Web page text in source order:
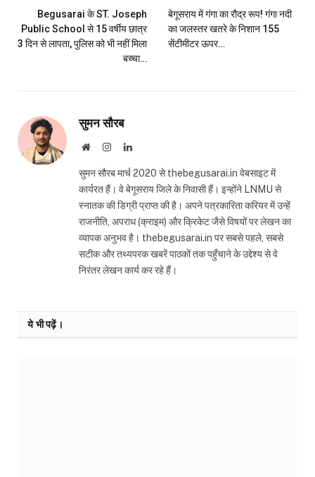
Begusarai के ST. Joseph
Public School से 15 वर्षीय छात्र
3 दिन से लापता, पुलिस को भी नहीं मिला
बच्चा…
बेगूसराय में गंगा का रौद्र रूप! गंगा नदी
का जलस्तर खतरे के निशान 155
सेंटीमीटर ऊपर…
सुमन सौरब
WebsiteInstagramLinkedIn
सुमन सौरब मार्च 2020 से thebegusarai.in वेबसाइट में
कार्यरत हैं। वे बेगूसराय जिले के निवासी हैं। इन्होंने LNMU से
स्नातक की डिग्री प्राप्त की है। अपने पत्रकारिता करियर में उन्हें
राजनीति, अपराध (क्राइम) और क्रिकेट जैसे विषयों पर लेखन का
व्यापक अनुभव है। thebegusarai.in पर सबसे पहले, सबसे
सटीक और तथ्यपरक खबरें पाठकों तक पहुँचाने के उद्देश्य से वे
निरंतर लेखन कार्य कर रहे हैं।
ये भी पढ़ें।